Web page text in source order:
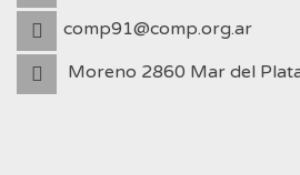
comp91@comp.org.ar
Moreno 2860 Mar del